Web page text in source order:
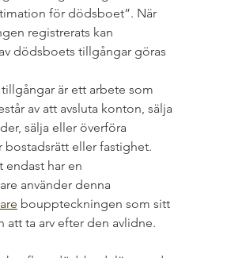
för dödsboet”. När
registrerats kan
dödsboets tillgångar göras
är ett arbete som
av att avsluta konton, sälja
sälja eller överföra
bostadsrätt eller fastighet.
har en
använder denna
bouppteckningen som sitt
att ta arv efter den avlidne.